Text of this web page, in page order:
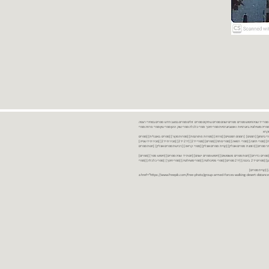
ספרים יד שניה ספרים משומשים ספרים חדשים ספרים יד 2 מכירת ספרים יד שניה ספרי יד שניהחיפוש ספרים ספרים ישנים ספרים עתיקים ספרים זולים ספרים במצב חדש ספרים במחירי רצפה
במבצע ספרים יד 2 ברמת גן ספרים יד 2 ביבנה יד 2 ספרים ספרי פסיכולוגיה ספריה סוציולוגיה ביוגרפיות ו אוטוביוגרפיות ספרי חינוך ספרי כלכלה ספרי שוק ההון ספרי עיון ספרי פרוזה ספרי
ביטחון] [רומנים] [רומנים רומנטיים] [פרוזה] [ספרות מתורגמת] [ספרות מקור] [ספרים באנגלית] [ספרים
חדשים מהחנות] [ספרים מומלצים] [ספרי בישול] [ספרי עידן חדש] [ספרי עסקים] [ספרי מורשת] [מחזות] [ספרי שירה] [ספרי בריאות] [ספרי תזונה] [ספרי רפואה] [ספרי מתח] [ספרים] [ספרי יד 2[ [יד 2 יד 2[ [מכירת יד 2[ [מכירת יד שנייה]
יד 2[ [ספר] [ספרים יד 2[ [הזמנת ספרים] [יד 2 ספרים] [ספרים בזול] [אתר ספרים] [הזמנת ספרים אונליין] [קניית ספרים אונליין] [ספרי קריאה] [רכישת ספרים אונליין] [חנות ספרים
נדירים] [חנות ספרים משומשים] [חיפוש ספרים ישנים] [חנות יד שניה ספרים] [חיפוש ספר] [ספרים]
[חנות ספרים זולים] [ספרים חדשים] [ספרים במחירי רצפה] [ספרים במשלוח חינם] [ספרים במשלוח עד הבית] [ספרים יד 2 ברמת גן] [ספרים יד 2 ביבנה] [יד 2 ספרים] [ספרי פסיכולוגיה] [ספרי סוציולוגיה] [ספרי חינוך] [ספרי כלכלה] [ספרי
[קניית ספרים]
<a href="https://www.freepik.com/free-photo/group-armed-forces-walking-desert-